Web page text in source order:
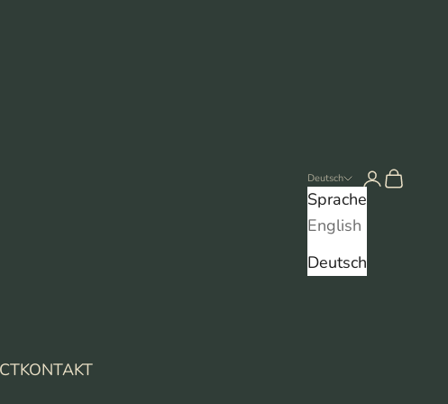
KONTAKT
Deutsch
Sprache
English
Deutsch
Anmelden